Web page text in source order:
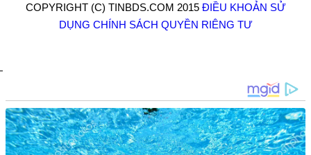
COPYRIGHT (C) TINBDS.COM 2015 ĐIỀU KHOẢN SỬ
DỤNG CHÍNH SÁCH QUYỀN RIÊNG TƯ